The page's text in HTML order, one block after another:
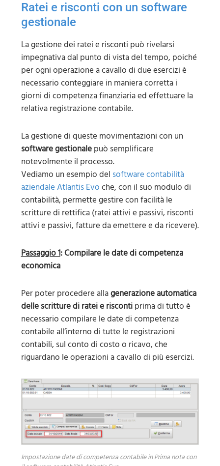
Ratei e risconti con un software
gestionale
La gestione dei ratei e risconti può rivelarsi
impegnativa dal punto di vista del tempo, poiché
per ogni operazione a cavallo di due esercizi è
necessario conteggiare in maniera corretta i
giorni di competenza finanziaria ed effettuare la
relativa registrazione contabile.
La gestione di queste movimentazioni con un
software gestionalepuò semplificare
notevolmente il processo.
Vediamo un esempio del software contabilità
aziendale Atlantis Evoche, con il suo modulo di
contabilità, permette gestire con facilità le
scritture di rettifica (ratei attivi e passivi, risconti
attivi e passivi, fatture da emettere e da ricevere).
Passaggio 1: Compilare le date di competenza
economica
Per poter procedere allagenerazione automatica
delle scritture di ratei e riscontiprima di tutto è
necessario compilare le date di competenza
contabile all’interno di tutte le registrazioni
contabili, sul conto di costo o ricavo, che
riguardano le operazioni a cavallo di più esercizi.
Impostazione date di competenza contabile in Prima nota con